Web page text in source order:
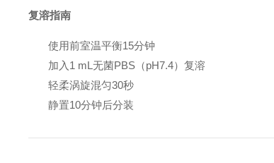
复溶指南
使用前室温平衡15分钟
加入1 mL无菌PBS（pH7.4）复溶
轻柔涡旋混匀30秒
静置10分钟后分装